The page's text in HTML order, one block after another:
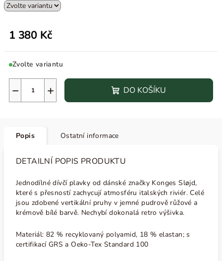
1 380 Kč
Zvolte variantu
+
− DO KOŠÍKU
Popis Ostatní informace
DETAILNÍ POPIS PRODUKTU
Jednodílné dívčí plavky od dánské značky Konges Sløjd,
které s přesností zachycují atmosféru italských riviér. Celé
jsou zdobené vertikální pruhy v jemné pudrově růžové a
krémově bílé barvě. Nechybí dokonalá retro výšivka.
Materiál: 82 % recyklovaný polyamid, 18 % elastan; s
certifikací GRS a Oeko-Tex Standard 100